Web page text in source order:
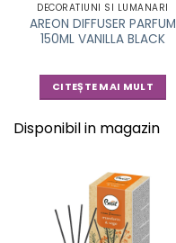
DECORATIUNI SI LUMANARI
AREON DIFFUSER PARFUM
150ML VANILLA BLACK
CITEȘTE MAI MULT
Disponibil in magazin